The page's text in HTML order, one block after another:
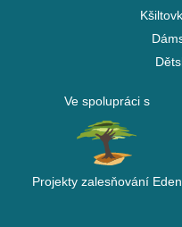
Ve spolupráci s
Projekty zalesňování Eden